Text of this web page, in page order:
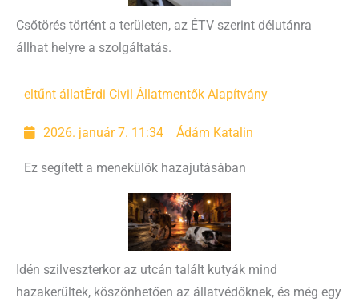
Csőtörés történt a területen, az ÉTV szerint délutánra
állhat helyre a szolgáltatás.
eltűnt állatÉrdi Civil Állatmentők Alapítvány
2026. január 7. 11:34 Ádám Katalin
Ez segített a menekülők hazajutásában
Idén szilveszterkor az utcán talált kutyák mind
hazakerültek, köszönhetően az állatvédőknek, és még egy